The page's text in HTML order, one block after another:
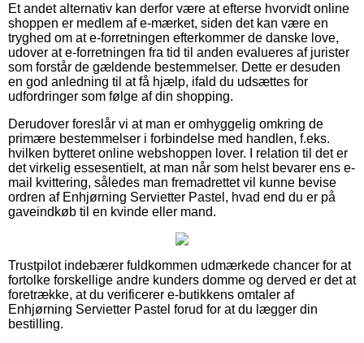
Et andet alternativ kan derfor være at efterse hvorvidt online
shoppen er medlem af e-mærket, siden det kan være en
tryghed om at e-forretningen efterkommer de danske love,
udover at e-forretningen fra tid til anden evalueres af jurister
som forstår de gældende bestemmelser. Dette er desuden
en god anledning til at få hjælp, ifald du udsættes for
udfordringer som følge af din shopping.
Derudover foreslår vi at man er omhyggelig omkring de
primære bestemmelser i forbindelse med handlen, f.eks.
hvilken bytteret online webshoppen lover. I relation til det er
det virkelig essesentielt, at man når som helst bevarer ens e-
mail kvittering, således man fremadrettet vil kunne bevise
ordren af Enhjørning Servietter Pastel, hvad end du er på
gaveindkøb til en kvinde eller mand.
Trustpilot indebærer fuldkommen udmærkede chancer for at
fortolke forskellige andre kunders domme og derved er det at
foretrække, at du verificerer e-butikkens omtaler af
Enhjørning Servietter Pastel forud for at du lægger din
bestilling.